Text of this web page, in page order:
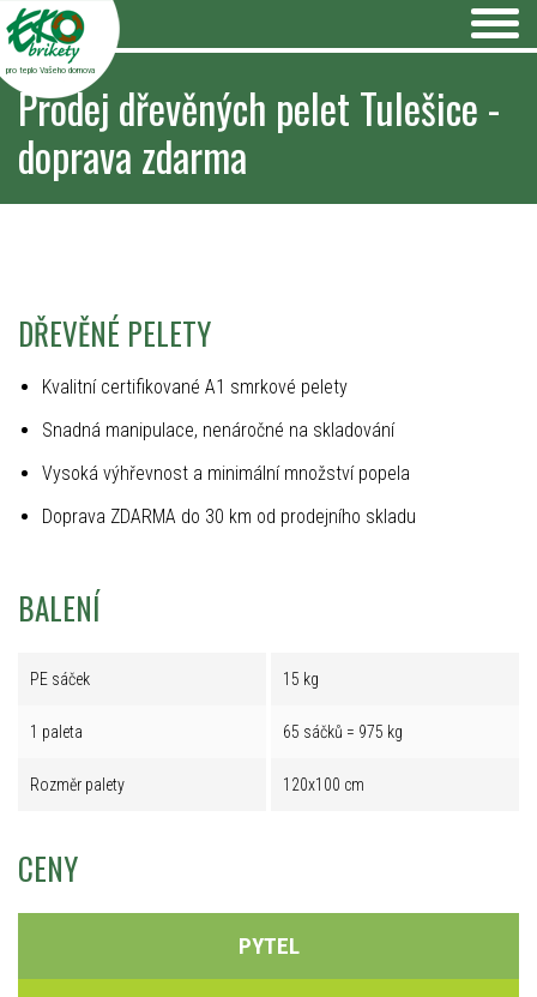
pro teplo Vašeho domova
Prodej dřevěných pelet Tulešice -
doprava zdarma
DŘEVĚNÉ PELETY
Kvalitní certifikované A1 smrkové pelety
Snadná manipulace, nenáročné na skladování
Vysoká výhřevnost a minimální množství popela
Doprava ZDARMA do 30 km od prodejního skladu
BALENÍ
PE sáček 15 kg
1 paleta 65 sáčků = 975 kg
Rozměr palety 120x100 cm
CENY
PYTEL